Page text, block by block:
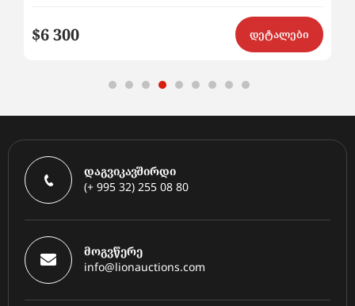
$6 300 დეტალები
დაგვიკავშირდი
(+ 995 32) 255 08 80
მოგვწერე
info@lionauctions.com